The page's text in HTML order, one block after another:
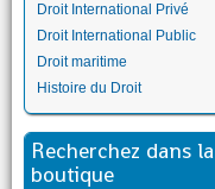
Droit International Privé
Droit International Public
Droit maritime
Histoire du Droit
Recherchez dans la
boutique